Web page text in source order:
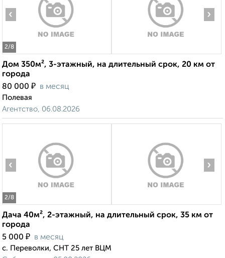
2/8
‹ ›
Дом 350м², 3-этажный, на длительный срок, 20 км от
города
80 000 ₽ в месяц
Полевая
Агентство, 06.08.2026
2/8
‹ ›
Дача 40м², 2-этажный, на длительный срок, 35 км от
города
5 000 ₽ в месяц
с. Переволки, СНТ 25 лет ВЦМ